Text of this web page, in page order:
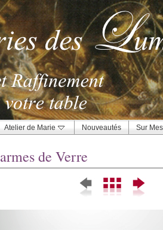
Atelier de Marie Nouveautés Sur
de Verre